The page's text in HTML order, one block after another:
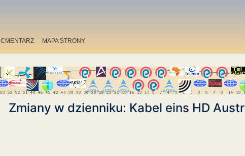
CMENTARZ MAPA STRONY
Zmiany w dzienniku: Kabel eins HD